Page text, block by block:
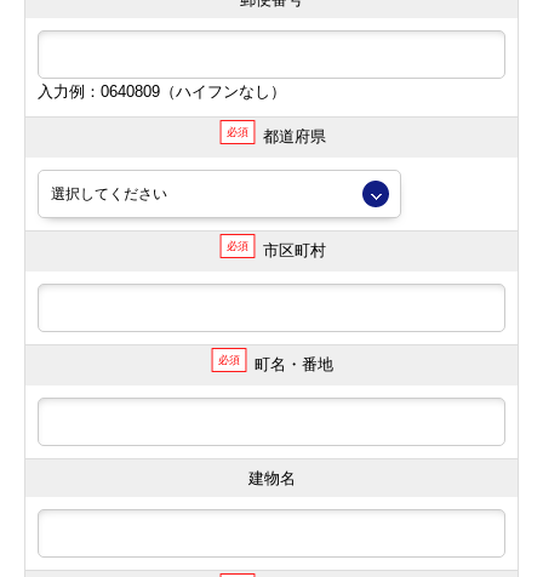
入力例：0640809（ハイフンなし）
必須 都道府県
必須 市区町村
必須 町名・番地
建物名